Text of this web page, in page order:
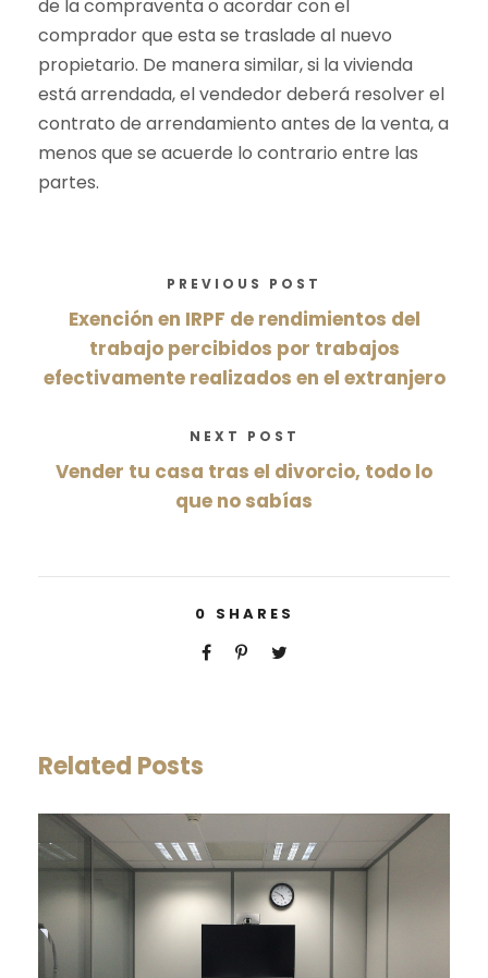
de la compraventa o acordar con el
comprador que esta se traslade al nuevo
propietario. De manera similar, si la vivienda
está arrendada, el vendedor deberá resolver el
contrato de arrendamiento antes de la venta, a
menos que se acuerde lo contrario entre las
partes.
PREVIOUS POST
Exención en IRPF de rendimientos del
trabajo percibidos por trabajos
efectivamente realizados en el extranjero
NEXT POST
Vender tu casa tras el divorcio, todo lo
que no sabías
0 SHARES
Related Posts